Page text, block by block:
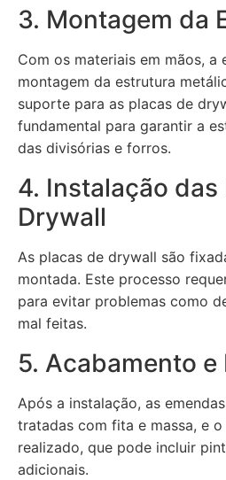
3. Montagem da
Com os materiais em mãos, a
montagem da estrutura
suporte para as placas de
fundamental para garantir a
das divisórias e forros.
4. Instalação das
Drywall
As placas de drywall são
montada. Este processo
para evitar problemas como
mal feitas.
5. Acabamento e
Após a instalação, as
tratadas com fita e massa, e
realizado, que pode incluir
adicionais.